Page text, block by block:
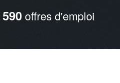
590offres d'emploi